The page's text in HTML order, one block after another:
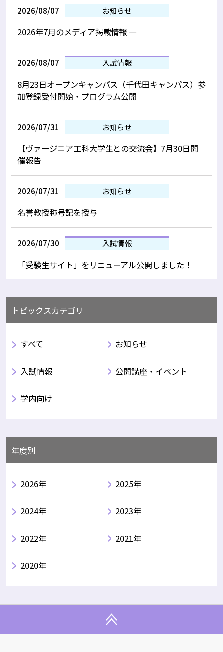
2026/08/07 お知らせ
2026年7月のメディア掲載情報 —
2026/08/07 入試情報
8月23日オープンキャンパス（千代田キャンパス）参
加登録受付開始・プログラム公開
2026/07/31 お知らせ
【ヴァージニア工科大学生との交流会】7月30日開
催報告
2026/07/31 お知らせ
名誉教授称号記を授与
2026/07/30 入試情報
「受験生サイト」をリニューアル公開しました！
トピックスカテゴリ
すべて お知らせ
入試情報 公開講座・イベント
学内向け
年度別
2026年 2025年
2024年 2023年
2022年 2021年
2020年